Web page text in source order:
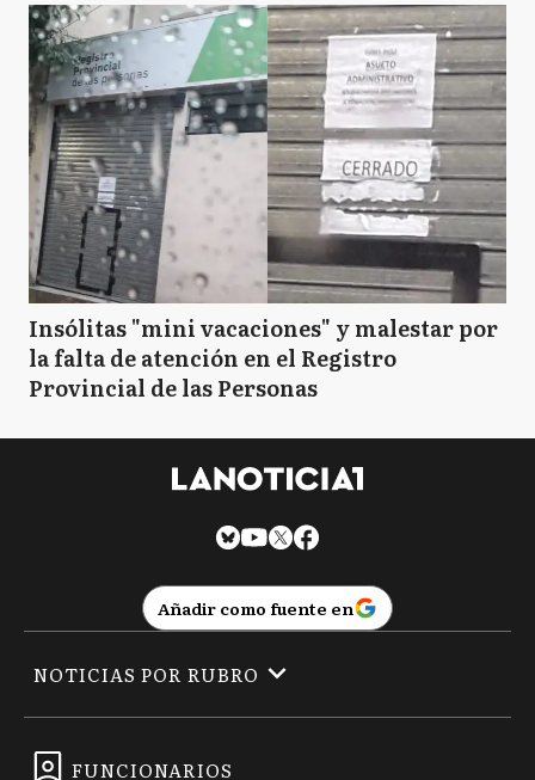
Insólitas "mini vacaciones" y malestar por
la falta de atención en el Registro
Provincial de las Personas
Añadir como fuente en
FUNCIONARIOS
NOTICIAS POR RUBRO